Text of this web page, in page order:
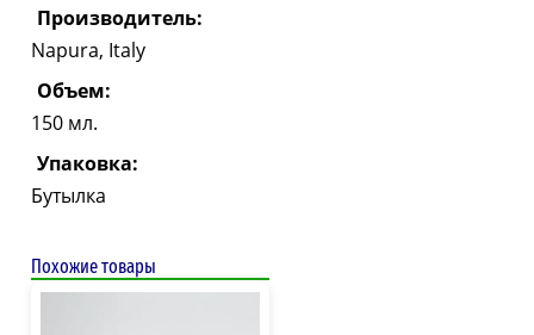
Производитель:
Napura, Italy
Объем:
150 мл.
Упаковка:
Бутылка
Похожие товары